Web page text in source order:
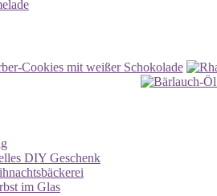
DIY Geschenk
im Glas